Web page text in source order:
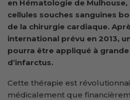
en Hématologie de
cellules souches sanguines
de la chirurgie cardiaque.
international prévu en 2013,
pourra être appliqué à
d’infarctus.
Cette thérapie est
médicalement que